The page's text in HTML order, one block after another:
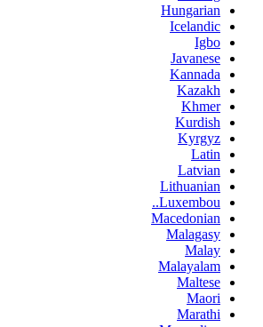
Hungarian
Icelandic
Igbo
Javanese
Kannada
Kazakh
Khmer
Kurdish
Kyrgyz
Latin
Latvian
Lithuanian
Luxembou..
Macedonian
Malagasy
Malay
Malayalam
Maltese
Maori
Marathi